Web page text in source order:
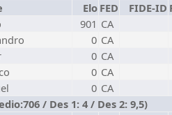
Elo FED FIDE-ID
901 CA
0 CA
0 CA
0 CA
0 CA
/ Des 1: 4 / Des 2: 9,5)